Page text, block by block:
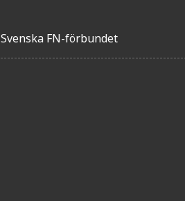
Svenska FN-förbundet